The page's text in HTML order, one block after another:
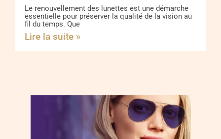
Le renouvellement des lunettes est une démarche
essentielle pour préserver la qualité de la vision au
fil du temps. Que
Lire la suite »